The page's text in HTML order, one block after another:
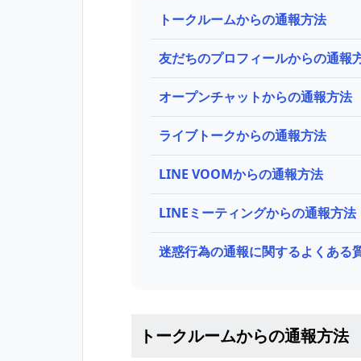
トークルームからの通報方法
友だちのプロフィールからの通報
オープンチャットからの通報方法
ライブトークからの通報方法
LINE VOOMからの通報方法
LINEミーティングからの通報方法
迷惑行為の通報に関するよくある
トークルームからの通報方法